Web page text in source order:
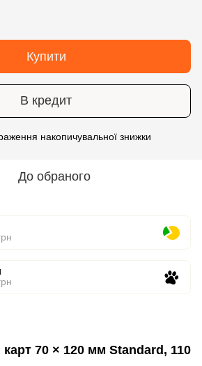
Купити
В кредит
накопичувальної знижки
До обраного
70 × 120 мм Standard, 110